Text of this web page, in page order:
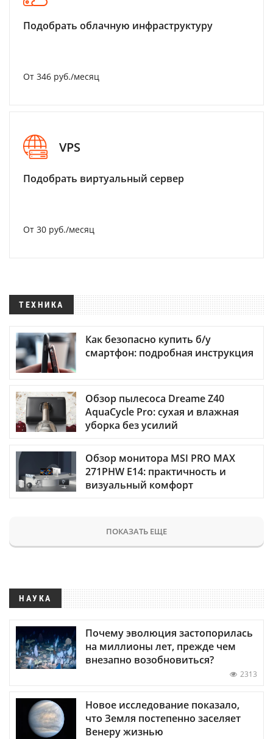
Подобрать облачную инфраструктуру
От 346 руб./месяц
VPS
Подобрать виртуальный сервер
От 30 руб./месяц
ТЕХНИКА
Как безопасно купить б/у
смартфон: подробная инструкция
Обзор пылесоса Dreame Z40
AquaCycle Pro: сухая и влажная
уборка без усилий
Обзор монитора MSI PRO MAX
271PHW E14: практичность и
визуальный комфорт
ПОКАЗАТЬ ЕЩЕ
НАУКА
Почему эволюция застопорилась
на миллионы лет, прежде чем
внезапно возобновиться?
2313
Новое исследование показало,
что Земля постепенно заселяет
Венеру жизнью